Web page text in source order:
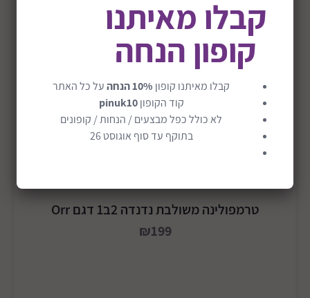
טרמפולינה משולבת נדנדה 2ב1 דגם Orr
₪199
קבלו מאיתנו
קופון הנחה
קבלו מאיתנו קופון 10% הנחה
על כל האתר
קוד הקופוןpinuk10
לא כולל כפל מבצעים / הנחות / קופונים
בתוקף עד סוף אוגוסט 26